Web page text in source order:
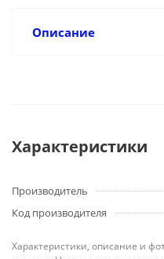
Описание
Характеристики
Производитель
Код производителя
Характеристики, описание и